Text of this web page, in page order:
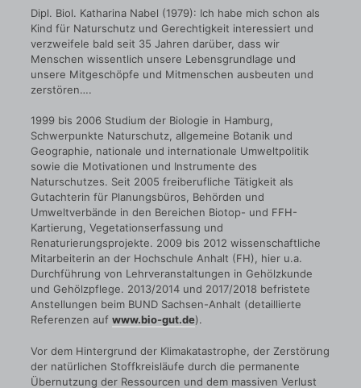
Dipl. Biol. Katharina Nabel (1979): Ich habe mich schon als
Kind für Naturschutz und Gerechtigkeit interessiert und
verzweifele bald seit 35 Jahren darüber, dass wir
Menschen wissentlich unsere Lebensgrundlage und
unsere Mitgeschöpfe und Mitmenschen ausbeuten und
zerstören….
1999 bis 2006 Studium der Biologie in Hamburg,
Schwerpunkte Naturschutz, allgemeine Botanik und
Geographie, nationale und internationale Umweltpolitik
sowie die Motivationen und Instrumente des
Naturschutzes. Seit 2005 freiberufliche Tätigkeit als
Gutachterin für Planungsbüros, Behörden und
Umweltverbände in den Bereichen Biotop- und FFH-
Kartierung, Vegetationserfassung und
Renaturierungsprojekte. 2009 bis 2012 wissenschaftliche
Mitarbeiterin an der Hochschule Anhalt (FH), hier u.a.
Durchführung von Lehrveranstaltungen in Gehölzkunde
und Gehölzpflege. 2013/2014 und 2017/2018 befristete
Anstellungen beim BUND Sachsen-Anhalt (detaillierte
Referenzen auf www.bio-gut.de).
Vor dem Hintergrund der Klimakatastrophe, der Zerstörung
der natürlichen Stoffkreisläufe durch die permanente
Übernutzung der Ressourcen und dem massiven Verlust